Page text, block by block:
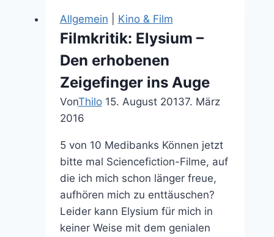
neuer
Geniestreich
Allgemein Kino & Film
Filmkritik: Elysium –
Den erhobenen
Zeigefinger ins Auge
VonThilo 15. August 20137. März
2016
5 von 10 Medibanks Können jetzt
bitte mal Sciencefiction-Filme, auf
die ich mich schon länger freue,
aufhören mich zu enttäuschen?
Leider kann Elysium für mich in
keiner Weise mit dem genialen